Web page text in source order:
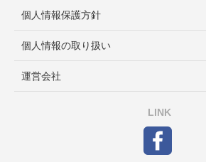
個人情報保護方針
個人情報の取り扱い
運営会社
LINK